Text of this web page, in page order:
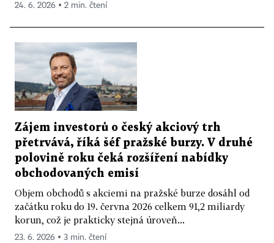
24. 6. 2026 ▪ 2 min. čtení
Zájem investorů o český akciový trh
přetrvává, říká šéf pražské burzy. V druhé
polovině roku čeká rozšíření nabídky
obchodovaných emisí
Objem obchodů s akciemi na pražské burze dosáhl od
začátku roku do 19. června 2026 celkem 91,2 miliardy
korun, což je prakticky stejná úroveň...
23. 6. 2026 ▪ 3 min. čtení